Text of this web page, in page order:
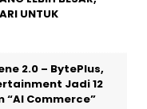
UNTUK
2.0 – BytePlus,
Jadi 12
“AI Commerce”